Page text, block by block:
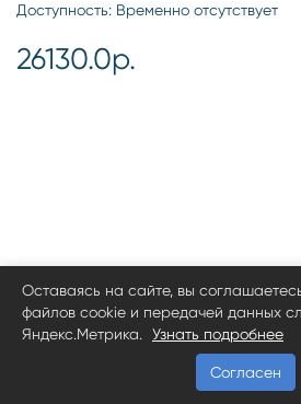
Доступность: Временно отсутствует
26130.0р.
Оставаясь на сайте, вы
файлов cookie и передачей данных
Яндекс.Метрика.
Узнать подробнее
Согласен